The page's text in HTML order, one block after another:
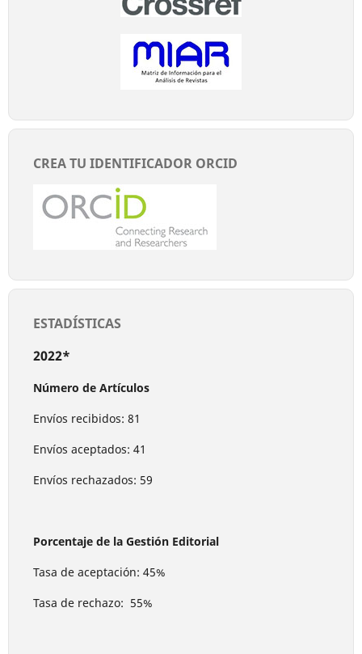
CREA TU IDENTIFICADOR ORCID
ESTADÍSTICAS
2022*
Número de Artículos
Envíos recibidos: 81
Envíos aceptados: 41
Envíos rechazados: 59
Porcentaje de la Gestión Editorial
Tasa de aceptación: 45%
Tasa de rechazo: 55%